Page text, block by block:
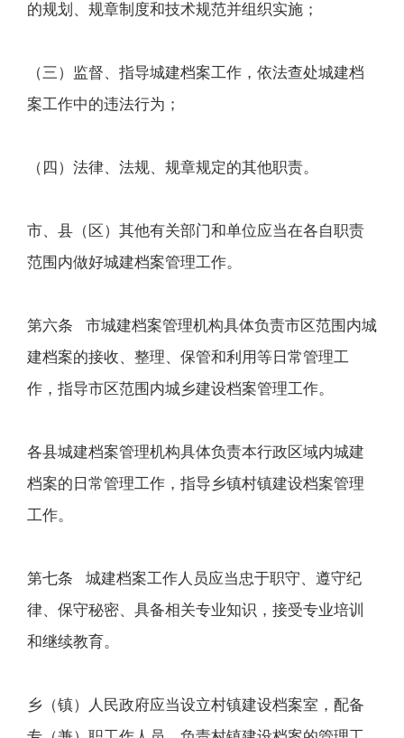
的规划、规章制度和技术规范并组织实施；
（三）监督、指导城建档案工作，依法查处城建档
案工作中的违法行为；
（四）法律、法规、规章规定的其他职责。
市、县（区）其他有关部门和单位应当在各自职责
范围内做好城建档案管理工作。
第六条 市城建档案管理机构具体负责市区范围内城
建档案的接收、整理、保管和利用等日常管理工
作，指导市区范围内城乡建设档案管理工作。
各县城建档案管理机构具体负责本行政区域内城建
档案的日常管理工作，指导乡镇村镇建设档案管理
工作。
第七条 城建档案工作人员应当忠于职守、遵守纪
律、保守秘密、具备相关专业知识，接受专业培训
和继续教育。
乡（镇）人民政府应当设立村镇建设档案室，配备